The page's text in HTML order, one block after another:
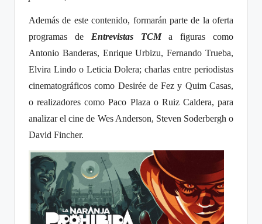
Además de este contenido, formarán parte de la oferta
programas de Entrevistas TCMa figuras como
Antonio Banderas, Enrique Urbizu, Fernando Trueba,
Elvira Lindo o Leticia Dolera; charlas entre periodistas
cinematográficos como Desirée de Fez y Quim Casas,
o realizadores como Paco Plaza o Ruiz Caldera, para
analizar el cine de Wes Anderson, Steven Soderbergh o
David Fincher.